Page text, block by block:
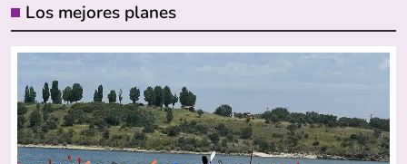
Los mejores planes